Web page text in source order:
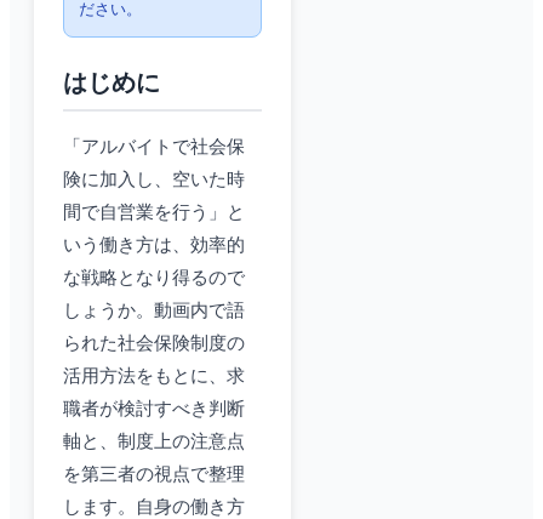
ださい。
はじめに
「アルバイトで社会保
険に加入し、空いた時
間で自営業を行う」と
いう働き方は、効率的
な戦略となり得るので
しょうか。動画内で語
られた社会保険制度の
活用方法をもとに、求
職者が検討すべき判断
軸と、制度上の注意点
を第三者の視点で整理
します。自身の働き方